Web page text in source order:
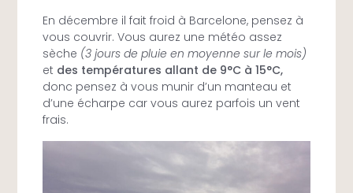
En décembre il fait froid à Barcelone, pensez à
vous couvrir. Vous aurez une météo assez
sèche (3 jours de pluie en moyenne sur le mois)
et des températures allant de 9°C à 15°C,
donc pensez à vous munir d’un manteau et
d’une écharpe car vous aurez parfois un vent
frais.